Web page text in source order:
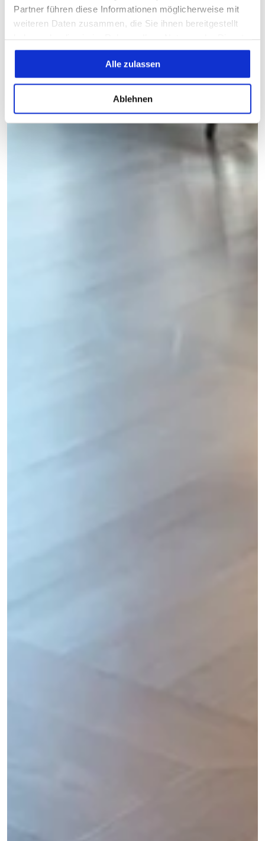
Partner führen diese Informationen möglicherweise mit
weiteren Daten zusammen, die Sie ihnen bereitgestellt
gesammelt haben.
Alle zulassen
Ablehnen